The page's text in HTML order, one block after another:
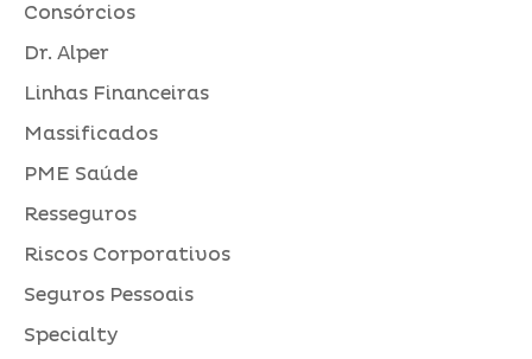
Consórcios
Dr. Alper
Linhas Financeiras
Massificados
PME Saúde
Resseguros
Riscos Corporativos
Seguros Pessoais
Specialty